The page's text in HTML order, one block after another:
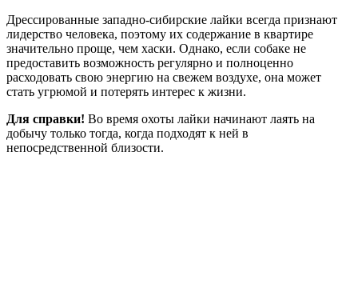
Дрессированные западно-сибирские лайки всегда признают
лидерство человека, поэтому их содержание в квартире
значительно проще, чем хаски. Однако, если собаке не
предоставить возможность регулярно и полноценно
расходовать свою энергию на свежем воздухе, она может
стать угрюмой и потерять интерес к жизни.
Для справки! Во время охоты лайки начинают лаять на
добычу только тогда, когда подходят к ней в
непосредственной близости.